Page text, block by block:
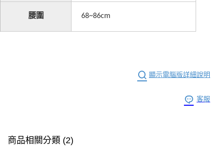
腰圍 68~86cm
顯示電腦版詳細說明
客服
商品相關分類 (2)